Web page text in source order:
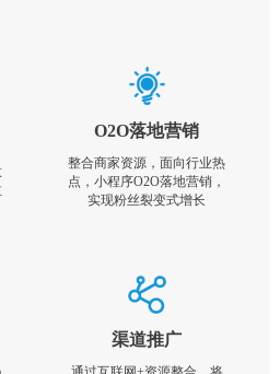
O2O落地营销
整合商家资源，面向行业热
点，小程序O2O落地营销，
实现粉丝裂变式增长
渠道推广